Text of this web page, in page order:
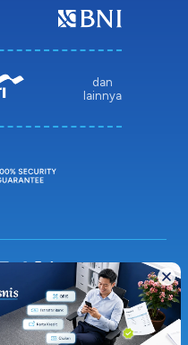
dan
lainnya
Digital Global)